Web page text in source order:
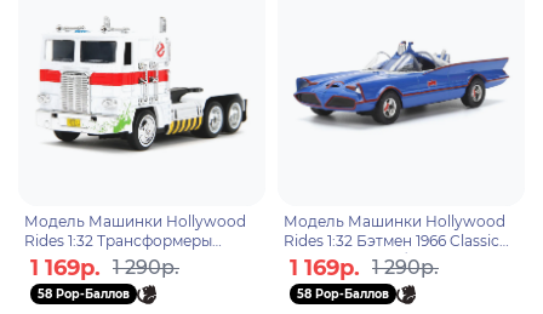
Модель Машинки Hollywood
Rides 1:32 Трансформеры
Transformers G1 x Ecto-1
Optimus Prime 58627
1 169р. 1 290р.
58 Pop-Баллов
Модель Машинки Hollywood
Rides 1:32 Бэтмен 1966 Classic
TV Series Бэтмобиль Batmobile
36097
1 169р. 1 290р.
58 Pop-Баллов